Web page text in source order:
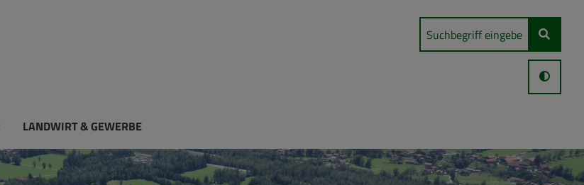
LANDWIRT & GEWERBE